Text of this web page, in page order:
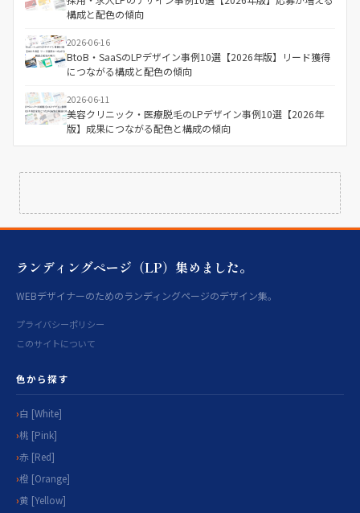
構成と配色の傾向
2026-06-16
BtoB・SaaSのLPデザイン事例10選【2026年版】リード獲得
につながる構成と配色の傾向
2026-06-11
美容クリニック・医療脱毛のLPデザイン事例10選【2026年
版】成果につながる配色と構成の傾向
ランディングページ（LP）集めました。
WEBデザイナーのためのランディングページのデザイン集。
プライバシーポリシー
このサイトについて
色から探す
白 [White]
桃 [Pink]
赤 [Red]
橙 [Orange]
黄 [Yellow]